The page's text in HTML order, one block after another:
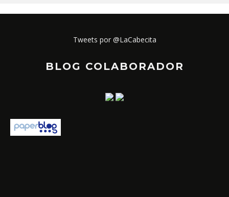
Tweets por @LaCabecita
BLOG COLABORADOR